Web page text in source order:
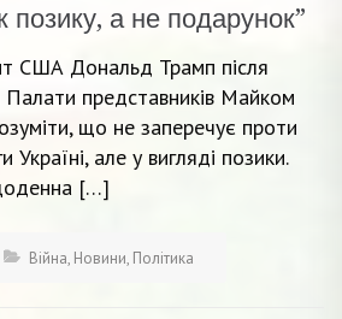
позику, а не подарунок”
США Дональд Трамп після
Палати представників Майком
що не заперечує проти
але у вигляді позики.
[…]
Війна, Новини, Політика